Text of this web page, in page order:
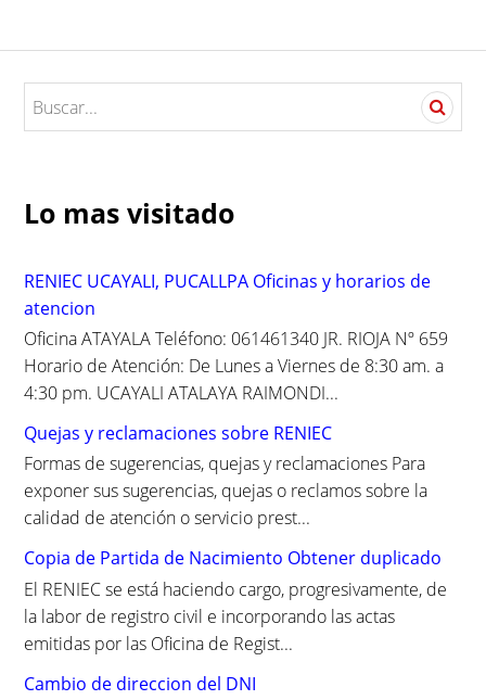
S
e
c
h
o
r
:
Lo mas visitado
RENIEC UCAYALI, PUCALLPA Oficinas y horarios de
atencion
Oficina ATAYALA Teléfono: 061461340 JR. RIOJA Nº 659
Horario de Atención: De Lunes a Viernes de 8:30 am. a
4:30 pm. UCAYALI ATALAYA RAIMONDI...
Quejas y reclamaciones sobre RENIEC
Formas de sugerencias, quejas y reclamaciones Para
exponer sus sugerencias, quejas o reclamos sobre la
calidad de atención o servicio prest...
Copia de Partida de Nacimiento Obtener duplicado
El RENIEC se está haciendo cargo, progresivamente, de
la labor de registro civil e incorporando las actas
emitidas por las Oficina de Regist...
Cambio de direccion del DNI